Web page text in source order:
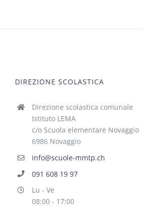
DIREZIONE SCOLASTICA
Direzione scolastica comunale
Istituto LEMA
c/o Scuola elementare Novaggio
6986 Novaggio
info@scuole-mmtp.ch
091 608 19 97
Lu - Ve
08:00 - 17:00